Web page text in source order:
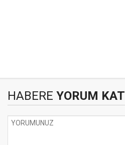
HABERE YORUM KAT